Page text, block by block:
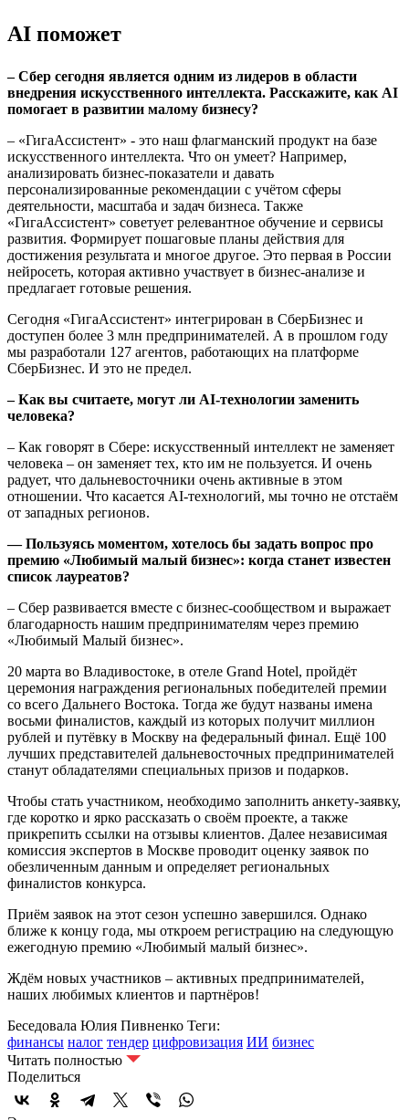
AI поможет
– Сбер сегодня является одним из лидеров в области
внедрения искусственного интеллекта. Расскажите, как AI
помогает в развитии малому бизнесу?
– «ГигаАссистент» - это наш флагманский продукт на базе
искусственного интеллекта. Что он умеет? Например,
анализировать бизнес-показатели и давать
персонализированные рекомендации с учётом сферы
деятельности, масштаба и задач бизнеса. Также
«ГигаАссистент» советует релевантное обучение и сервисы
развития. Формирует пошаговые планы действия для
достижения результата и многое другое. Это первая в России
нейросеть, которая активно участвует в бизнес-анализе и
предлагает готовые решения.
Сегодня «ГигаАссистент» интегрирован в СберБизнес и
доступен более 3 млн предпринимателей. А в прошлом году
мы разработали 127 агентов, работающих на платформе
СберБизнес. И это не предел.
– Как вы считаете, могут ли AI-технологии заменить
человека?
– Как говорят в Сбере: искусственный интеллект не заменяет
человека – он заменяет тех, кто им не пользуется. И очень
радует, что дальневосточники очень активные в этом
отношении. Что касается AI-технологий, мы точно не отстаём
от западных регионов.
— Пользуясь моментом, хотелось бы задать вопрос про
премию «Любимый малый бизнес»: когда станет известен
список лауреатов?
– Сбер развивается вместе с бизнес-сообществом и выражает
благодарность нашим предпринимателям через премию
«Любимый Малый бизнес».
20 марта во Владивостоке, в отеле Grand Hotel, пройдёт
церемония награждения региональных победителей премии
со всего Дальнего Востока. Тогда же будут названы имена
восьми финалистов, каждый из которых получит миллион
рублей и путёвку в Москву на федеральный финал. Ещё 100
лучших представителей дальневосточных предпринимателей
станут обладателями специальных призов и подарков.
Чтобы стать участником, необходимо заполнить анкету-заявку,
где коротко и ярко рассказать о своём проекте, а также
прикрепить ссылки на отзывы клиентов. Далее независимая
комиссия экспертов в Москве проводит оценку заявок по
обезличенным данным и определяет региональных
финалистов конкурса.
Приём заявок на этот сезон успешно завершился. Однако
ближе к концу года, мы откроем регистрацию на следующую
ежегодную премию «Любимый малый бизнес».
Ждём новых участников – активных предпринимателей,
наших любимых клиентов и партнёров!
Беседовала Юлия Пивненко Теги:
финансы налог тендер цифровизация ИИ бизнес
Читать полностью
Поделиться